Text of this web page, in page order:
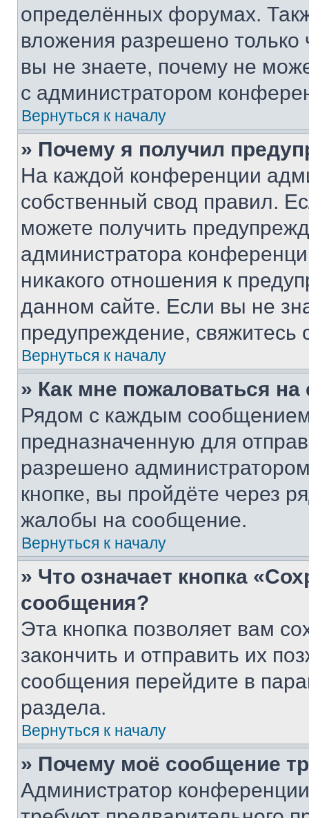
определённых форумах.
вложения разрешено
вы не знаете, почему не
с администратором
Вернуться к началу
» Почему я получил
На каждой конференции
собственный свод правил.
можете получить
администратора
никакого отношения к
данном сайте. Если вы не
предупреждение,
Вернуться к началу
» Как мне пожаловаться
Рядом с каждым сообщением
предназначенную для
разрешено
кнопке, вы пройдёте через
жалобы на сообщение.
Вернуться к началу
» Что означает кнопка
сообщения?
Эта кнопка позволяет вам
закончить и отправить их
сообщения перейдите в
раздела.
Вернуться к началу
» Почему моё сообщение
Администратор